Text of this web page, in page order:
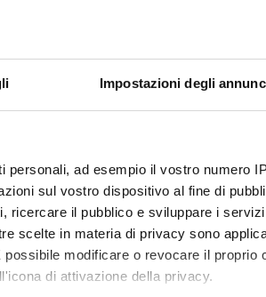
Impostazioni degli
personali, ad esempio il vostro numero
sul vostro dispositivo al fine di
ricercare il pubblico e sviluppare i
scelte in materia di privacy sono
modificare o revocare il proprio
di attivazione della privacy.